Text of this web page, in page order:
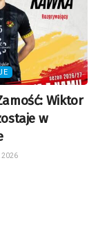
Wiktor
w
2026